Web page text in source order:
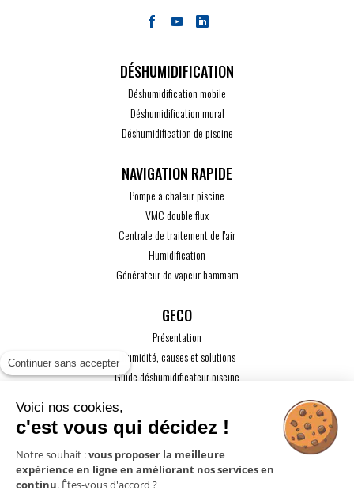
Continuer sans accepter
Voici nos cookies,
c'est vous qui décidez !
Notre souhait :vous proposer la meilleure
expérience en ligne en améliorant nos services en
continu. Êtes-vous d'accord ?
DÉSHUMIDIFICATION
Déshumidification mobile
Déshumidification mural
Déshumidification de piscine
Pompe à chaleur piscine
VMC double flux
Centrale de traitement de l'air
Humidification
Générateur de vapeur hammam
GECO
Présentation
L'humidité, causes et solutions
Guide déshumidificateur piscine
Guide VMC
ACTUALITÉS
CONTACT